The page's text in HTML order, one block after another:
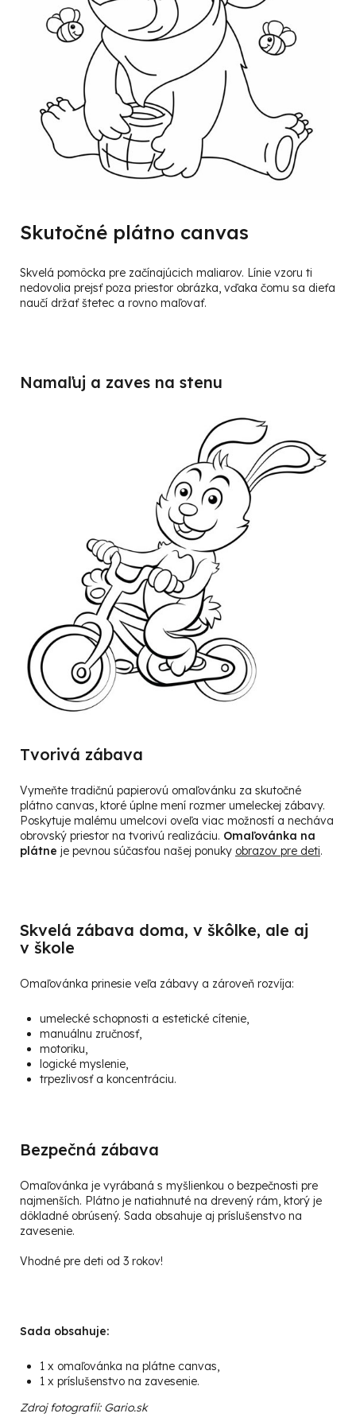
Skutočné plátno canvas
Skvelá pomôcka pre začínajúcich maliarov. Línie vzoru ti
nedovolia prejsť poza priestor obrázka, vďaka čomu sa dieťa
naučí držať štetec a rovno maľovať.
Namaľuj a zaves na stenu
Tvorivá zábava
Vymeňte tradičnú papierovú omaľovánku za skutočné
plátno canvas, ktoré úplne mení rozmer umeleckej zábavy.
Poskytuje malému umelcovi oveľa viac možností a necháva
obrovský priestor na tvorivú realizáciu. Omaľovánka na
plátne je pevnou súčasťou našej ponuky obrazov pre deti.
Skvelá zábava doma, v škôlke, ale aj
v škole
Omaľovánka prinesie veľa zábavy a zároveň rozvíja:
umelecké schopnosti a estetické cítenie,
manuálnu zručnosť,
motoriku,
logické myslenie,
trpezlivosť a koncentráciu.
Bezpečná zábava
Omaľovánka je vyrábaná s myšlienkou o bezpečnosti pre
najmenších. Plátno je natiahnuté na drevený rám, ktorý je
dôkladné obrúsený. Sada obsahuje aj príslušenstvo na
zavesenie.
Vhodné pre deti od 3 rokov!
Sada obsahuje:
1 x omaľovánka na plátne canvas,
1 x príslušenstvo na zavesenie.
Zdroj fotografií: Gario.sk